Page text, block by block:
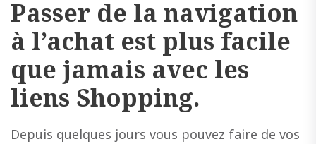
Passer de la navigation
à l’achat est plus facile
que jamais avec les
liens Shopping.
Depuis quelques jours vous pouvez faire de vos